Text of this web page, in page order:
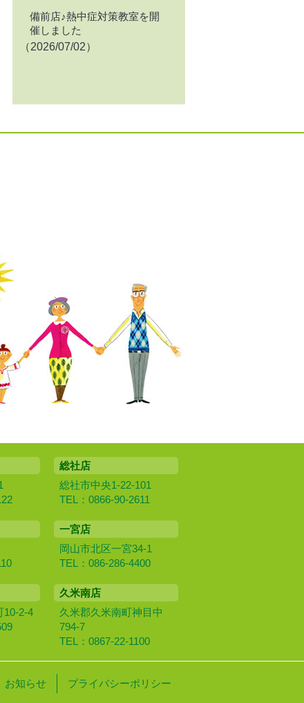
備前店♪熱中症対策教室を開
催しました
（2026/07/02）
総社店
総社市中央1-22-101
TEL：0866-90-2611
一宮店
岡山市北区一宮34-1
TEL：086-286-4400
久米南店
久米郡久米南町神目中
794-7
TEL：0867-22-1100
お知らせ プライバシーポリシー